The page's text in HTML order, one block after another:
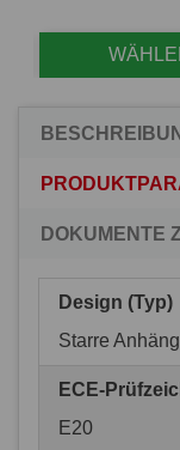
DOKUMENTE
Design (Typ)
Starre
ECE-
E20